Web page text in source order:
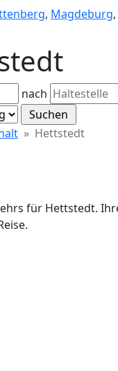
, Magdeburg,
nach
Hettstedt
für Hettstedt.